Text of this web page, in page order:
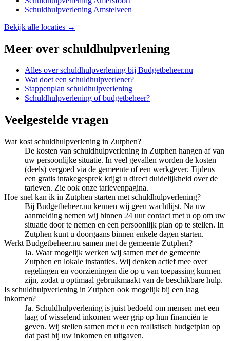
Schuldhulpverlening Amstelveen
Bekijk alle locaties →
Meer over schuldhulpverlening
Alles overschuldhulpverlening bij Budgetbeheer.nu
Wat doet een schuldhulpverlener?
Stappenplan schuldhulpverlening
Schuldhulpverlening of budgetbeheer?
Veelgestelde vragen
Wat kost schuldhulpverlening in Zutphen?
De kosten van schuldhulpverlening in Zutphen hangen af van
uw persoonlijke situatie. In veel gevallen worden de kosten
(deels) vergoed via de gemeente of een werkgever. Tijdens
een gratis intakegesprek krijgt u direct duidelijkheid over de
tarieven. Zie ook onze tarievenpagina.
Hoe snel kan ik in Zutphen starten met schuldhulpverlening?
Bij Budgetbeheer.nu kennen wij geen wachtlijst. Na uw
aanmelding nemen wij binnen 24 uur contact met u op om uw
situatie door te nemen en een persoonlijk plan op te stellen. In
Zutphen kunt u doorgaans binnen enkele dagen starten.
Werkt Budgetbeheer.nu samen met de gemeente Zutphen?
Ja. Waar mogelijk werken wij samen met de gemeente
Zutphen en lokale instanties. Wij denken actief mee over
regelingen en voorzieningen die op u van toepassing kunnen
zijn, zodat u optimaal gebruikmaakt van de beschikbare hulp.
Is schuldhulpverlening in Zutphen ook mogelijk bij een laag
inkomen?
Ja. Schuldhulpverlening is juist bedoeld om mensen met een
laag of wisselend inkomen weer grip op hun financiën te
geven. Wij stellen samen met u een realistisch budgetplan op
dat past bij uw inkomen en uitgaven.